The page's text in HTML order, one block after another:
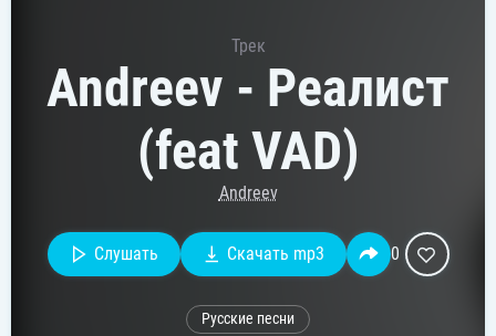
Трек
Andreev - Реалист
(feat VAD)
Andreev
Слушать Скачать mp3 0
Русские песни